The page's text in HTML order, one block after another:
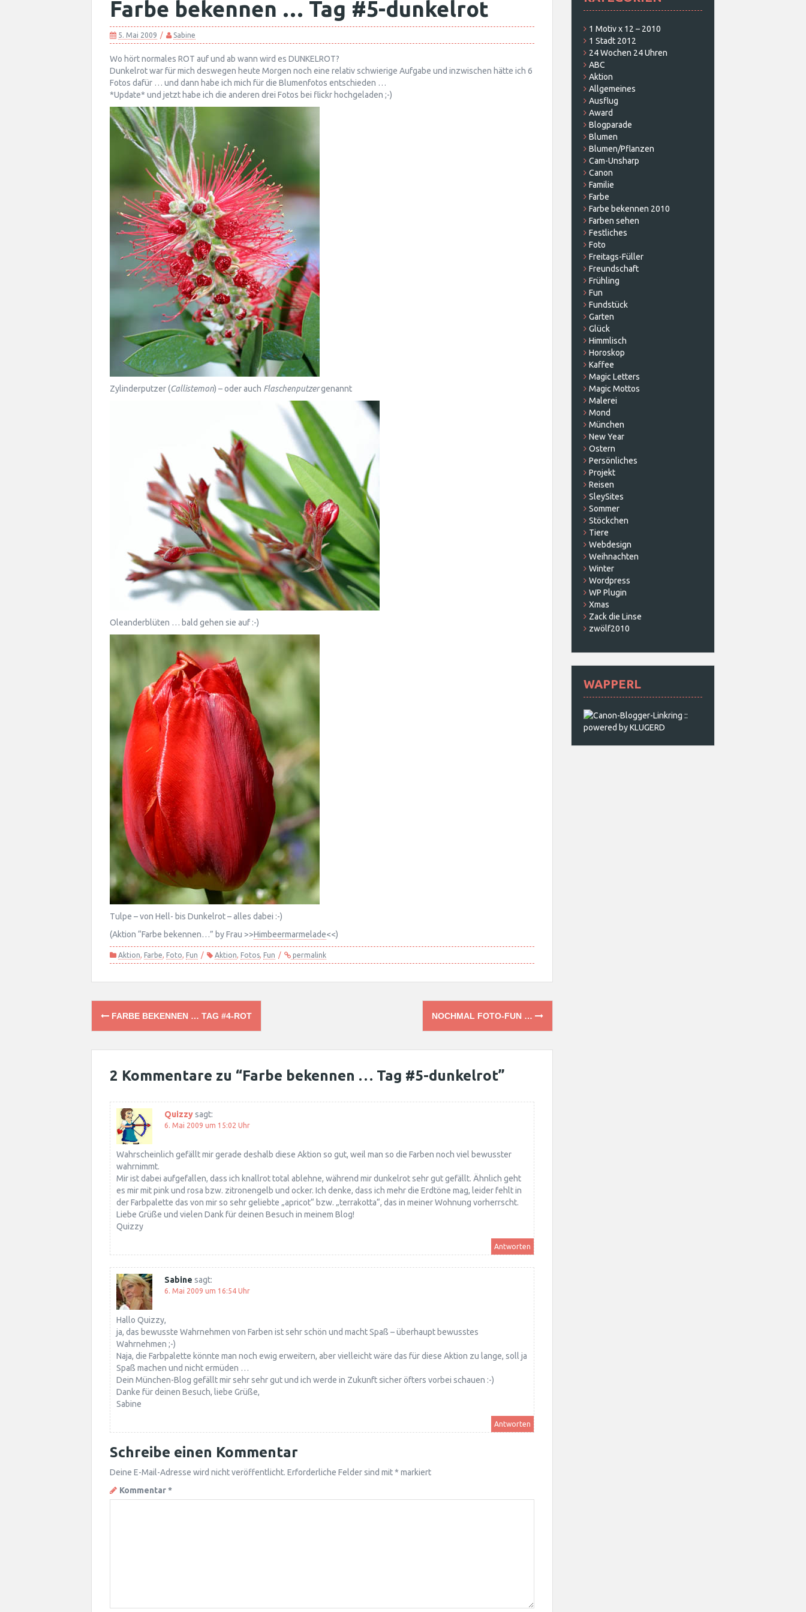
Farbe bekennen … Tag #5-dunkelrot
5. Mai 2009 Sabine
Wo hört normales ROT auf und ab wann wird es DUNKELROT?
Dunkelrot war für mich deswegen heute Morgen noch eine relativ schwierige Aufgabe und inzwischen hätte ich 6
Fotos dafür … und dann habe ich mich für die Blumenfotos entschieden …
*Update* und jetzt habe ich die anderen drei Fotos bei flickr hochgeladen ;-)
Zylinderputzer (Callistemon) – oder auch Flaschenputzergenannt
Oleanderblüten … bald gehen sie auf :-)
Tulpe – von Hell- bis Dunkelrot – alles dabei :-)
(Aktion “Farbe bekennen…” by Frau >>Himbeermarmelade<<)
Aktion, Farbe, Foto, Fun Aktion, Fotos, Fun permalink
Post
navigation
FARBE BEKENNEN … TAG #4-ROT NOCHMAL FOTO-FUN …
2 Kommentare zu “Farbe bekennen … Tag #5-dunkelrot”
Quizzysagt:
6. Mai 2009 um 15:02 Uhr
Wahrscheinlich gefällt mir gerade deshalb diese Aktion so gut, weil man so die Farben noch viel bewusster
wahrnimmt.
Mir ist dabei aufgefallen, dass ich knallrot total ablehne, während mir dunkelrot sehr gut gefällt. Ähnlich geht
es mir mit pink und rosa bzw. zitronengelb und ocker. Ich denke, dass ich mehr die Erdtöne mag, leider fehlt in
der Farbpalette das von mir so sehr geliebte „apricot“ bzw. „terrakotta“, das in meiner Wohnung vorherrscht.
Liebe Grüße und vielen Dank für deinen Besuch in meinem Blog!
Quizzy
Antworten
Sabine sagt:
6. Mai 2009 um 16:54 Uhr
Hallo Quizzy,
ja, das bewusste Wahrnehmen von Farben ist sehr schön und macht Spaß – überhaupt bewusstes
Wahrnehmen ;-)
Naja, die Farbpalette könnte man noch ewig erweitern, aber vielleicht wäre das für diese Aktion zu lange, soll ja
Spaß machen und nicht ermüden …
Dein München-Blog gefällt mir sehr sehr gut und ich werde in Zukunft sicher öfters vorbei schauen :-)
Danke für deinen Besuch, liebe Grüße,
Sabine
Antworten
Schreibe einen Kommentar
Deine E-Mail-Adresse wird nicht veröffentlicht. Erforderliche Felder sind mit* markiert
Kommentar*
1 Motiv x 12 – 2010
1 Stadt 2012
24 Wochen 24 Uhren
ABC
Aktion
Allgemeines
Ausflug
Award
Blogparade
Blumen
Blumen/Pflanzen
Cam-Unsharp
Canon
Familie
Farbe
Farbe bekennen 2010
Farben sehen
Festliches
Foto
Freitags-Füller
Freundschaft
Frühling
Fun
Fundstück
Garten
Glück
Himmlisch
Horoskop
Kaffee
Magic Letters
Magic Mottos
Malerei
Mond
München
New Year
Ostern
Persönliches
Projekt
Reisen
SleySites
Sommer
Stöckchen
Tiere
Webdesign
Weihnachten
Winter
Wordpress
WP Plugin
Xmas
Zack die Linse
zwölf2010
WAPPERL